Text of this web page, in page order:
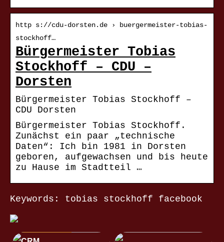
http s://cdu-dorsten.de › buergermeister-tobias-
stockhoff…
Bürgermeister Tobias
Stockhoff – CDU –
Dorsten
Bürgermeister Tobias Stockhoff –
CDU Dorsten
Bürgermeister Tobias Stockhoff.
Zunächst ein paar „technische
Daten“: Ich bin 1981 in Dorsten
geboren, aufgewachsen und bis heute
zu Hause im Stadtteil …
Keywords: tobias stockhoff facebook